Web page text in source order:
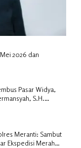
2026 dan
Pasar Widya,
S.H.
Meranti: Sambut
Ekspedisi Merah